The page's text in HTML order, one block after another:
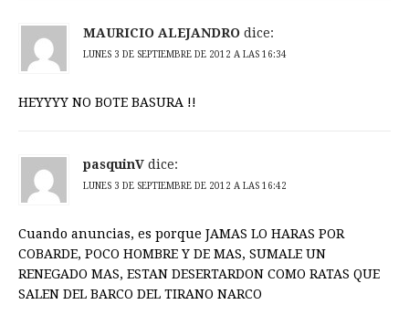
MAURICIO ALEJANDRO dice:
LUNES 3 DE SEPTIEMBRE DE 2012 A LAS 16:34
HEYYYY NO BOTE BASURA !!
pasquinV dice:
LUNES 3 DE SEPTIEMBRE DE 2012 A LAS 16:42
Cuando anuncias, es porque JAMAS LO HARAS POR
COBARDE, POCO HOMBRE Y DE MAS, SUMALE UN
RENEGADO MAS, ESTAN DESERTARDON COMO RATAS QUE
SALEN DEL BARCO DEL TIRANO NARCO